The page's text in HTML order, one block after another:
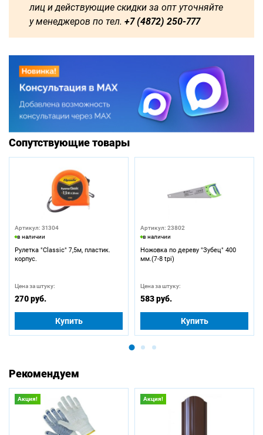
лиц и действующие скидки за опт уточняйте
у менеджеров по тел. +7 (4872) 250-777
Сопутствующие товары
Артикул: 31304
в наличии
Рулетка "Classic" 7,5м, пластик.
корпус.
Цена за штуку:
270 руб.
Купить
Артикул: 23802
в наличии
Ножовка по дереву "Зубец" 400
мм.(7-8 tpi)
Цена за штуку:
583 руб.
Купить
Рекомендуем
Акция! Акция!